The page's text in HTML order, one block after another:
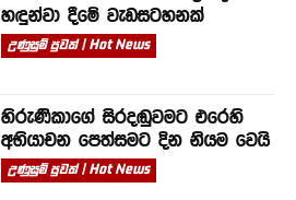
හඳුන්වා දීමේ වැඩසටහනක්
උණුසුම් පුවත් | Hot News
හිරුණිකාගේ සිරදඬුවමට එරෙහි
අභියාචන පෙත්සමට දින නියම වෙයි
උණුසුම් පුවත් | Hot News